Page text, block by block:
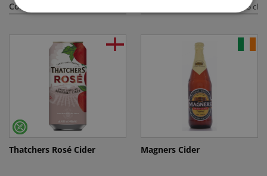
Contenu: 55 cl
Thatchers Rosé Cider Magners Cider